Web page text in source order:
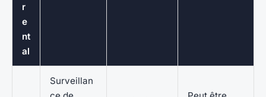
r
e
nt
al
Surveillan